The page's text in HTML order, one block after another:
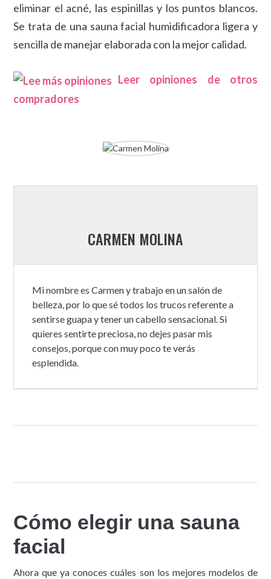
eliminar el acné, las espinillas y los puntos blancos.
Se trata de una sauna facial humidificadora ligera y
sencilla de manejar elaborada con la mejor calidad.
Leer opiniones de otros
compradores
CARMEN MOLINA
Mi nombre es Carmen y trabajo en un salón de
belleza, por lo que sé todos los trucos referente a
sentirse guapa y tener un cabello sensacional. Si
quieres sentirte preciosa, no dejes pasar mis
consejos, porque con muy poco te verás
esplendida.
Cómo elegir una sauna
facial
Ahora que ya conoces cuáles son los mejores modelos de